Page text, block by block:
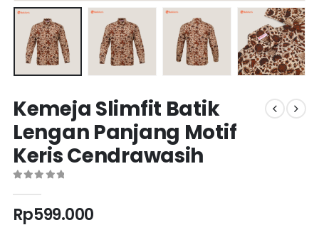
Kemeja Slimfit Batik
Lengan Panjang Motif
Keris Cendrawasih
Rp599.000